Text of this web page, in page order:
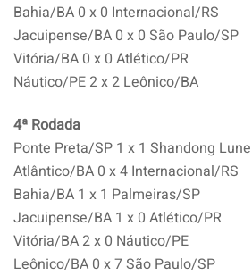
Bahia/BA 0 x 0 Internacional/RS
Jacuipense/BA 0 x 0 São Paulo/SP
Vitória/BA 0 x 0 Atlético/PR
Náutico/PE 2 x 2 Leônico/BA
4ª Rodada
Ponte Preta/SP 1 x 1 Shandong
Atlântico/BA 0 x 4 Internacional/RS
Bahia/BA 1 x 1 Palmeiras/SP
Jacuipense/BA 1 x 0 Atlético/PR
Vitória/BA 2 x 0 Náutico/PE
Leônico/BA 0 x 7 São Paulo/SP